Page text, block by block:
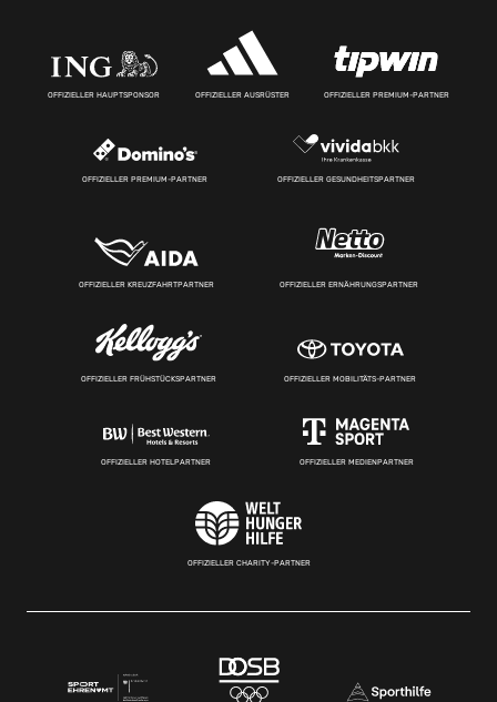
OFFIZIELLER HAUPTSPONSOR OFFIZIELLER AUSRÜSTER OFFIZIELLER PREMIUM-PARTNER
OFFIZIELLER PREMIUM-PARTNER OFFIZIELLER GESUNDHEITSPARTNER
OFFIZIELLER KREUZFAHRTPARTNER OFFIZIELLER ERNÄHRUNGSPARTNER
OFFIZIELLER FRÜHSTÜCKSPARTNER OFFIZIELLER MOBILITÄTS-PARTNER
OFFIZIELLER HOTELPARTNER OFFIZIELLER MEDIENPARTNER
OFFIZIELLER CHARITY-PARTNER